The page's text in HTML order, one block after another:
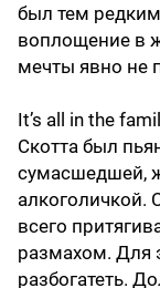
был тем
воплощение в
мечты явно не
It’s all in the
Скотта был
сумасшедшей,
алкоголичкой.
всего
размахом. Для
разбогатеть.